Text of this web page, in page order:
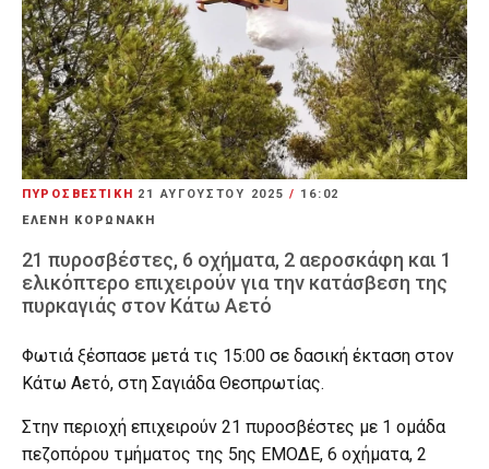
ΠΥΡΟΣΒΕΣΤΙΚΗ 21 ΑΥΓΟΎΣΤΟΥ 2025/ 16:02
ΕΛΕΝΗ ΚΟΡΩΝΑΚΗ
21 πυροσβέστες, 6 οχήματα, 2 αεροσκάφη και 1
ελικόπτερο επιχειρούν για την κατάσβεση της
πυρκαγιάς στον Κάτω Αετό
Φωτιά ξέσπασε μετά τις 15:00 σε δασική έκταση στον
Κάτω Αετό, στη Σαγιάδα Θεσπρωτίας.
Στην περιοχή επιχειρούν 21 πυροσβέστες με 1 ομάδα
πεζοπόρου τμήματος της 5ης ΕΜΟΔΕ, 6 οχήματα, 2